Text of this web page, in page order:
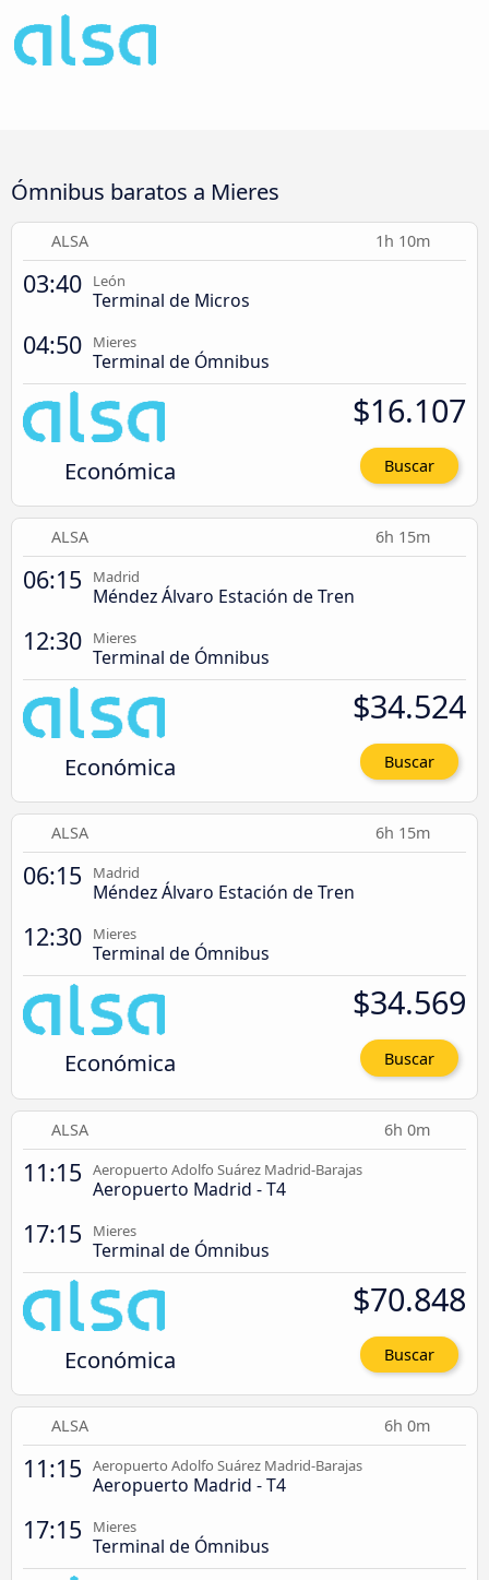
Ómnibus baratos a Mieres
ALSA 1h 10m
03:40 León
Terminal de Micros
04:50 Mieres
Terminal de Ómnibus
Económica
$16.107
Buscar
ALSA 6h 15m
06:15 Madrid
Méndez Álvaro Estación de Tren
12:30 Mieres
Terminal de Ómnibus
Económica
$34.524
Buscar
ALSA 6h 15m
06:15 Madrid
Méndez Álvaro Estación de Tren
12:30 Mieres
Terminal de Ómnibus
Económica
$34.569
Buscar
ALSA 6h 0m
11:15 Aeropuerto Adolfo Suárez Madrid-Barajas
Aeropuerto Madrid - T4
17:15 Mieres
Terminal de Ómnibus
Económica
$70.848
Buscar
ALSA 6h 0m
11:15 Aeropuerto Adolfo Suárez Madrid-Barajas
Aeropuerto Madrid - T4
17:15 Mieres
Terminal de Ómnibus